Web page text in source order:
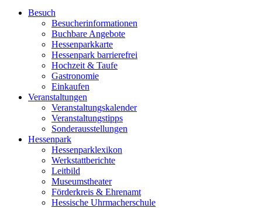
Besuch
Besucherinformationen
Buchbare Angebote
Hessenparkkarte
Hessenpark barrierefrei
Hochzeit & Taufe
Gastronomie
Einkaufen
Veranstaltungen
Veranstaltungskalender
Veranstaltungstipps
Sonderausstellungen
Hessenpark
Hessenparklexikon
Werkstattberichte
Leitbild
Museumstheater
Förderkreis & Ehrenamt
Hessische Uhrmacherschule